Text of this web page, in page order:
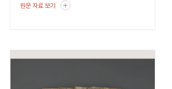
원문 자료 보기